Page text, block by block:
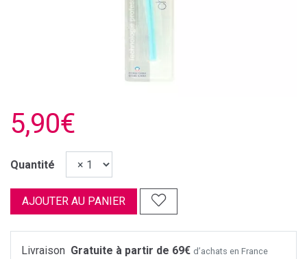
5,90€
Quantité
AJOUTER AU PANIER
Livraison Gratuite à partir de 69€ d’achats en France